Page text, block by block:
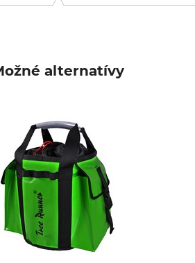
alternatívy